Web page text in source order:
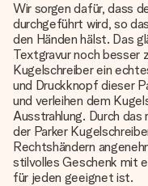
Wir sorgen dafür, dass
durchgeführt wird, so
den Händen hälst. Das
Textgravur noch besser
Kugelschreiber ein
und Druckknopf dieser
und verleihen dem
Ausstrahlung. Durch
der Parker
Rechtshändern
stilvolles Geschenk mit
für jeden geeignet ist.